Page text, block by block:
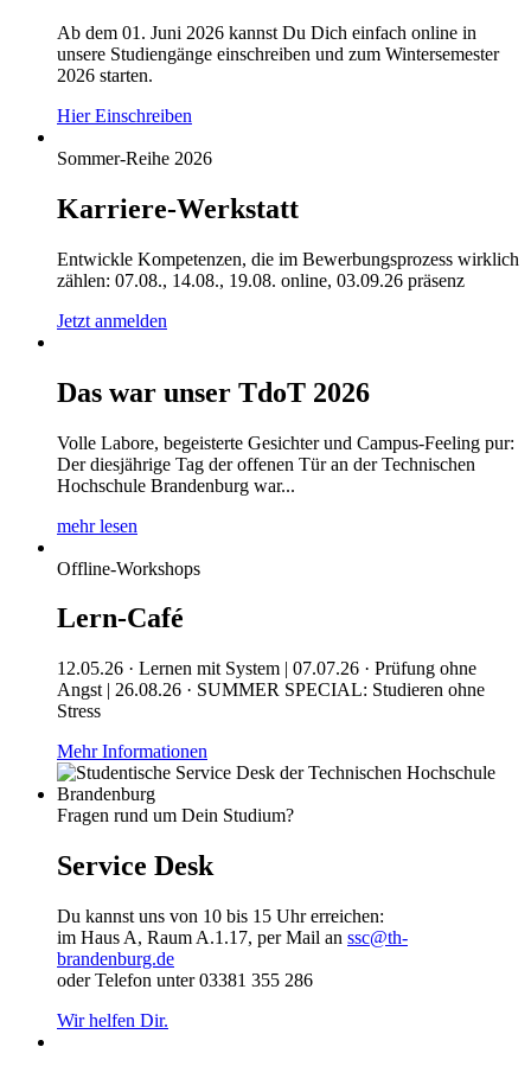
Ab dem 01. Juni 2026 kannst Du Dich einfach online in
unsere Studiengänge einschreiben und zum Wintersemester
2026 starten.
Hier Einschreiben
Sommer-Reihe 2026
Karriere-Werkstatt
Entwickle Kompetenzen, die im Bewerbungsprozess wirklich
zählen: 07.08., 14.08., 19.08. online, 03.09.26 präsenz
Jetzt anmelden
Das war unser TdoT 2026
Volle Labore, begeisterte Gesichter und Campus-Feeling pur:
Der diesjährige Tag der offenen Tür an der Technischen
Hochschule Brandenburg war...
mehr lesen
Offline-Workshops
Lern-Café
12.05.26 · Lernen mit System | 07.07.26 · Prüfung ohne
Angst | 26.08.26 · SUMMER SPECIAL: Studieren ohne
Stress
Mehr Informationen
Fragen rund um Dein Studium?
Service Desk
Du kannst uns von 10 bis 15 Uhr erreichen:
im Haus A, Raum A.1.17, per Mail an ssc@th-
brandenburg.de
oder Telefon unter 03381 355 286
Wir helfen Dir.